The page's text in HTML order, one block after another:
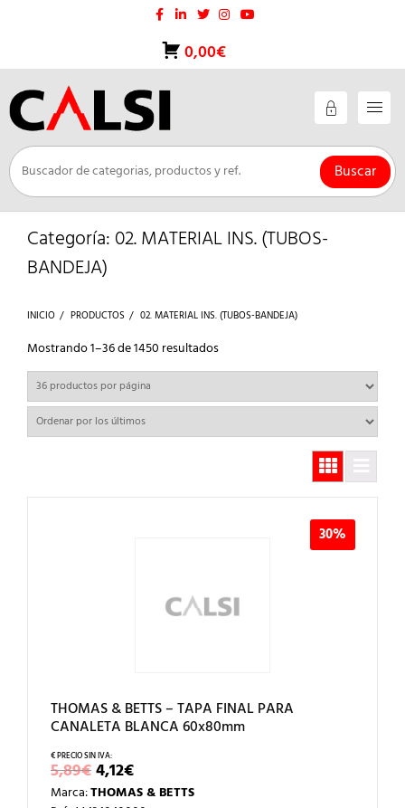
0,00€
Buscar
Categoría: 02. MATERIAL INS. (TUBOS-
BANDEJA)
INICIO PRODUCTOS 02. MATERIAL INS. (TUBOS-BANDEJA)
Mostrando 1–36 de 1450 resultadosOrdenado
por
últimos
30%
THOMAS & BETTS – TAPA FINAL PARA
CANALETA BLANCA 60x80mm
5,89€EL
PRECIO
ORIGINAL
4,12€EL
PRECIO
ACTUAL
Marca:THOMAS & BETTS